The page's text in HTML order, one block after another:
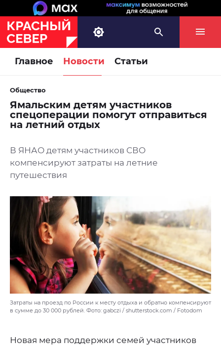
Главное Новости Статьи
Общество
Ямальским детям участников
спецоперации помогут отправиться
на летний отдых
В ЯНАО детям участников СВО
компенсируют затраты на летние
путешествия
Затраты на проезд по России к месту отдыха и обратно компенсируют
в сумме до 30 000 рублей. Фото: gabczi / shutterstock.com / Fotodom
Новая мера поддержки семей участников